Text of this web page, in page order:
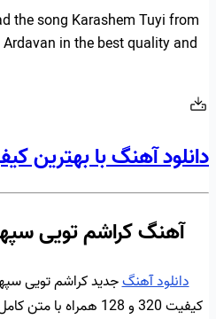
the song Karashem Tuyi from
in the best quality and
دانلود آهنگ با بهترین
آهنگ کراشم تویی
دانلود آهنگجدید کراشم تویی
کیفیت 320 و 128 همراه با متن کامل با رسانه هورادی همراه باشید.